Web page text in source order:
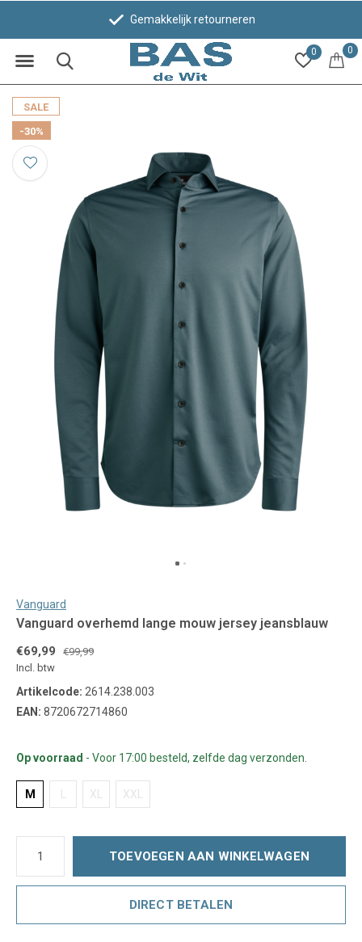
0 0
Gemakkelijk retourneren
SALE
-30%
Vanguard
Vanguard overhemd lange mouw jersey jeansblauw
€69,99
€99,99
Incl. btw
Artikelcode: 2614.238.003
EAN: 8720672714860
Op voorraad - Voor 17:00 besteld, zelfde dag verzonden.
M XL XXL
TOEVOEGEN AAN WINKELWAGEN
DIRECT BETALEN